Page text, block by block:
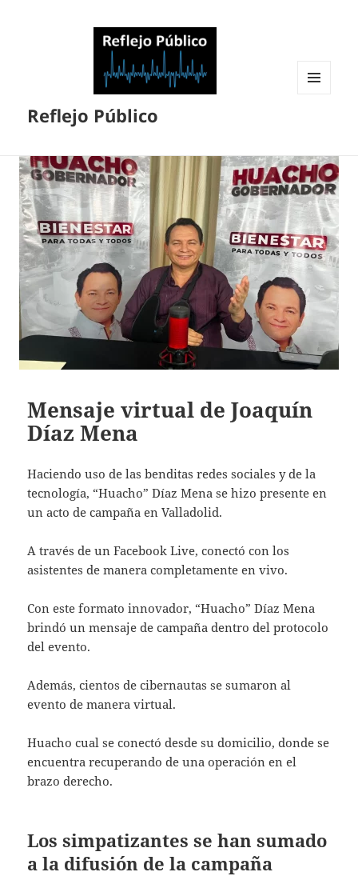
Reflejo Público
Mensaje virtual de Joaquín
Díaz Mena
Haciendo uso de las benditas redes sociales y de la
tecnología, “Huacho” Díaz Mena se hizo presente en
un acto de campaña en Valladolid.
A través de un Facebook Live, conectó con los
asistentes de manera completamente en vivo.
Con este formato innovador, “Huacho” Díaz Mena
brindó un mensaje de campaña dentro del protocolo
del evento.
Además, cientos de cibernautas se sumaron al
evento de manera virtual.
Huacho cual se conectó desde su domicilio, donde se
encuentra recuperando de una operación en el
brazo derecho.
Los simpatizantes se han sumado
a la difusión de la campaña